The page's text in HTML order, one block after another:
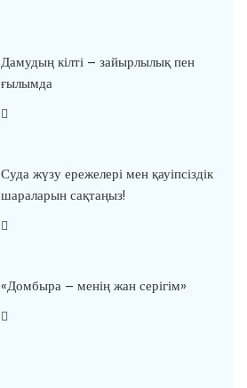
Дамудың кілті – зайырлылық пен
ғылымда
Суда жүзу ережелері мен қауіпсіздік
шараларын сақтаңыз!
«Домбыра – менің жан серігім»